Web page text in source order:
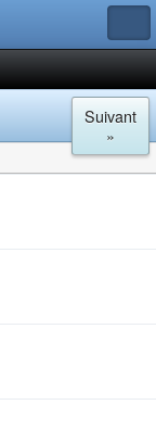
Suivant
»